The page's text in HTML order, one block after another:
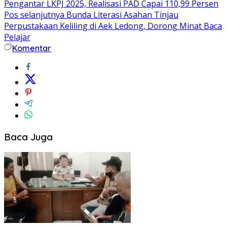
pos
Pengantar LKPJ 2025, Realisasi PAD Capai 110,99 Persen
Pos selanjutnya Bunda Literasi Asahan Tinjau
Perpustakaan Keliling di Aek Ledong, Dorong Minat Baca
Pelajar
Komentar
Baca Juga